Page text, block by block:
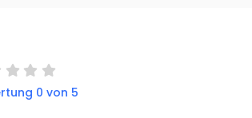
0 von 5